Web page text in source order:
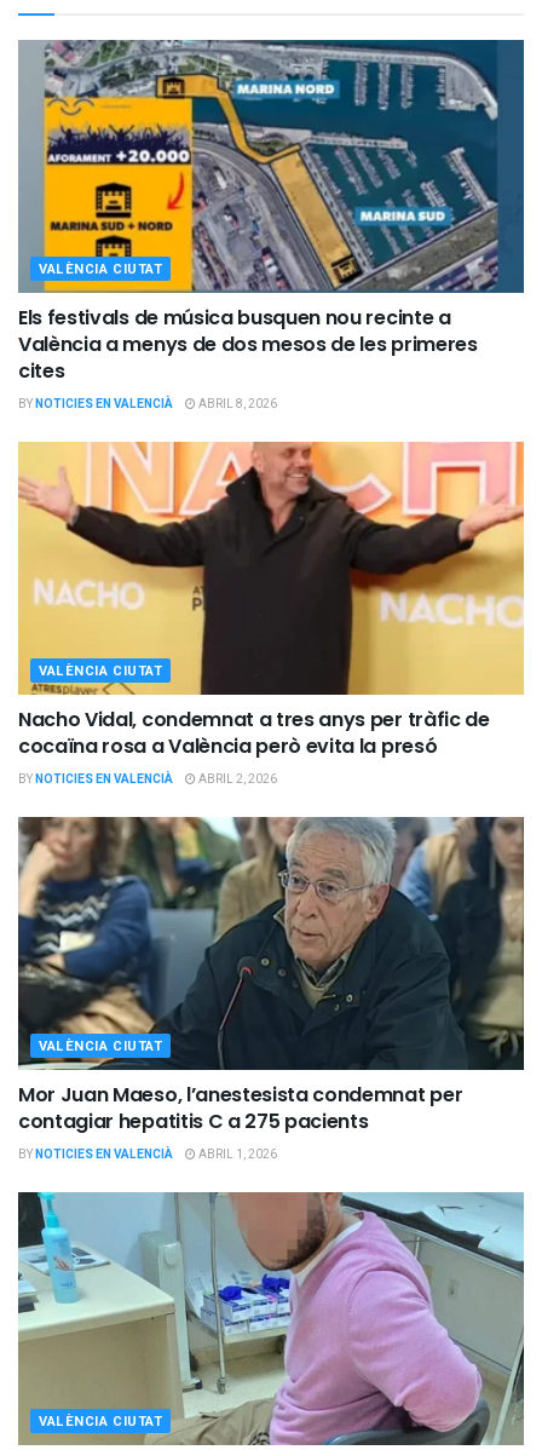
VALÈNCIA CIUTAT
Els festivals de música busquen nou recinte a
València a menys de dos mesos de les primeres
cites
BYNOTICIES EN VALENCIÀ ABRIL 8, 2026
VALÈNCIA CIUTAT
Nacho Vidal, condemnat a tres anys per tràfic de
cocaïna rosa a València però evita la presó
BYNOTICIES EN VALENCIÀ ABRIL 2, 2026
VALÈNCIA CIUTAT
Mor Juan Maeso, l’anestesista condemnat per
contagiar hepatitis C a 275 pacients
BYNOTICIES EN VALENCIÀ ABRIL 1, 2026
VALÈNCIA CIUTAT